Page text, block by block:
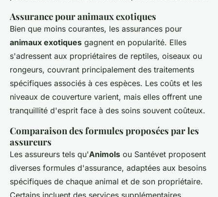
Assurance pour animaux exotiques
Bien que moins courantes, les assurances pour
animaux exotiques gagnent en popularité. Elles
s'adressent aux propriétaires de reptiles, oiseaux ou
rongeurs, couvrant principalement des traitements
spécifiques associés à ces espèces. Les coûts et les
niveaux de couverture varient, mais elles offrent une
tranquillité d'esprit face à des soins souvent coûteux.
Comparaison des formules proposées par les
assureurs
Les assureurs tels qu'Animols ou Santévet proposent
diverses formules d'assurance, adaptées aux besoins
spécifiques de chaque animal et de son propriétaire.